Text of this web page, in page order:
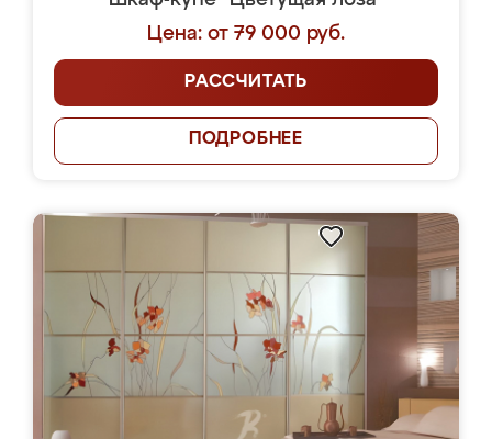
Цена: от 79 000 руб.
РАССЧИТАТЬ
ПОДРОБНЕЕ